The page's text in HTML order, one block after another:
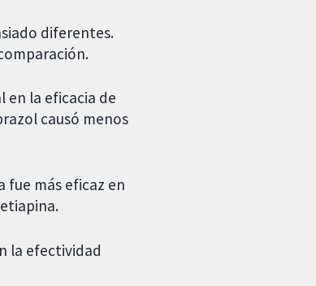
diferentes.
en la eficacia de
causó menos
fue más eficaz en
la efectividad